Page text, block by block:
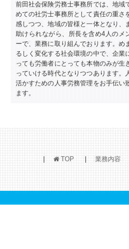
前田社会保険労務士事務所では、地域
めての社労士事務所として責任の重さ
感しつつ、地域の皆様と一体となり、
助けられながら、所長を含め4人のメ
ーで、業務に取り組んでおります。め
るしく変化する社会環境の中で、企業
っても労働者にとっても本物のみが生
っていける時代となりつつあります。
活かすための人事労務管理をお手伝い
ます。
h TOP 業務内容